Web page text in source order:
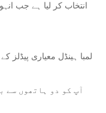
انتخاب کر لیا ہے جب
لمبا ہینڈل معیاری
آپ کو دو ہاتھوں سے